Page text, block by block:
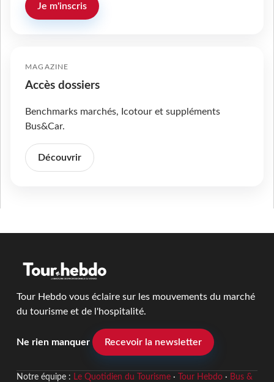
Je m'inscris
MAGAZINE
Accès dossiers
Benchmarks marchés, Icotour et suppléments
Bus&Car.
Découvrir
Tour Hebdo vous éclaire sur les mouvements du marché
du tourisme et de l'hospitalité.
Ne rien manquer Recevoir la newsletter
Notre équipe : Le Quotidien du Tourisme· Tour Hebdo· Bus &